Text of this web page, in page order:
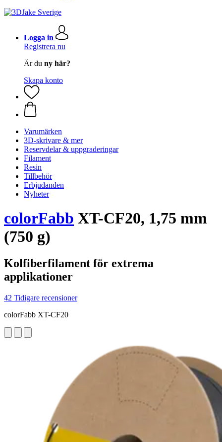
Logga in
Registrera nu
Är du ny här?
Skapa konto
Varumärken
3D-skrivare & mer
Reservdelar & uppgraderingar
Filament
Resin
Tillbehör
Erbjudanden
Nyheter
colorFabb XT-CF20, 1,75 mm
(750 g)
Kolfiberfilament för extrema
applikationer
42 Tidigare recensioner
colorFabb XT-CF20